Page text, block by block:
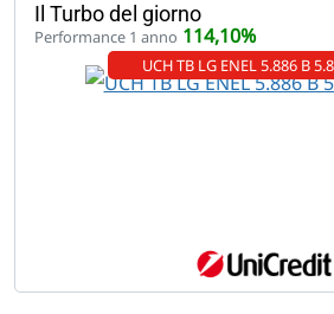
Il Turbo del giorno
Performance 1 anno 114,10%
UCH TB LG ENEL 5.886 B